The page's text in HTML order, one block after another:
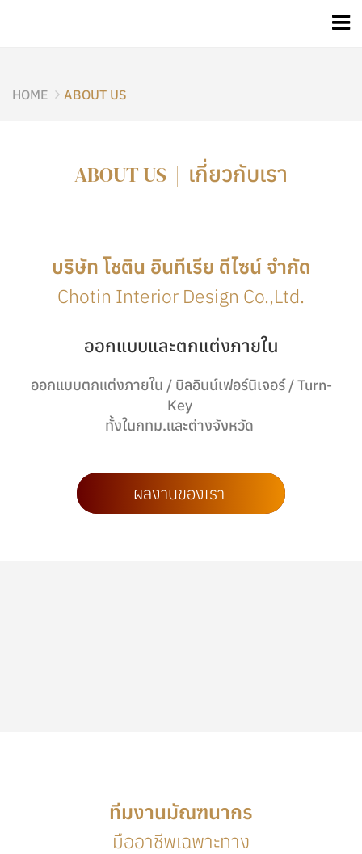
HOME ABOUT US
ABOUT US | เกี่ยวกับเรา
บริษัท โชติน อินทีเรีย ดีไซน์ จำกัด
Chotin Interior Design Co.,Ltd.
ออกแบบและตกแต่งภายใน
ออกแบบตกแต่งภายใน / บิลอินน์เฟอร์นิเจอร์ / Turn-
Key
ทั้งในกทม.และต่างจังหวัด
ผลงานของเรา
ทีมงานมัณฑนากร
มืออาชีพเฉพาะทาง